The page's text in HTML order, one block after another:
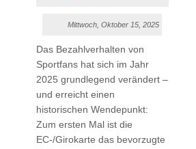
Mittwoch, Oktober 15, 2025
Das Bezahlverhalten von
Sportfans hat sich im Jahr
2025 grundlegend verändert –
und erreicht einen
historischen Wendepunkt:
Zum ersten Mal ist die
EC-/Girokarte das bevorzugte